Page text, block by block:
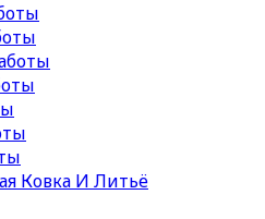
Ковка И Литьё